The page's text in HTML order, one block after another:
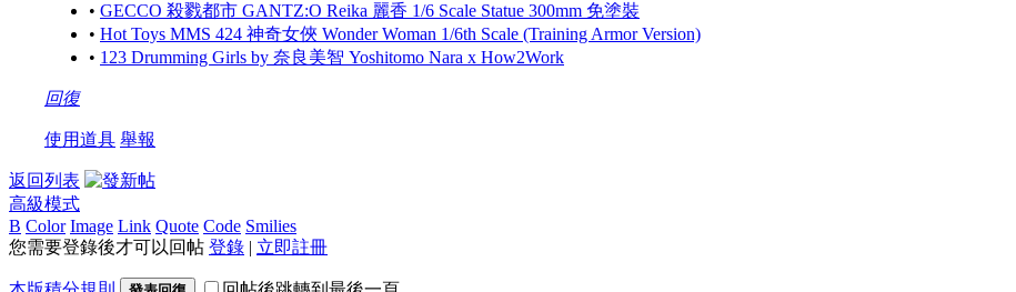
• GECCO 殺戮都市 GANTZ:O Reika 麗香 1/6 Scale Statue 300mm 免塗裝
• Hot Toys MMS 424 神奇女俠 Wonder Woman 1/6th Scale (Training Armor Version)
• 123 Drumming Girls by 奈良美智 Yoshitomo Nara x How2Work
回復
使用道具 舉報
返回列表
高級模式
B Color Image Link Quote Code Smilies
您需要登錄後才可以回帖 登錄 | 立即註冊